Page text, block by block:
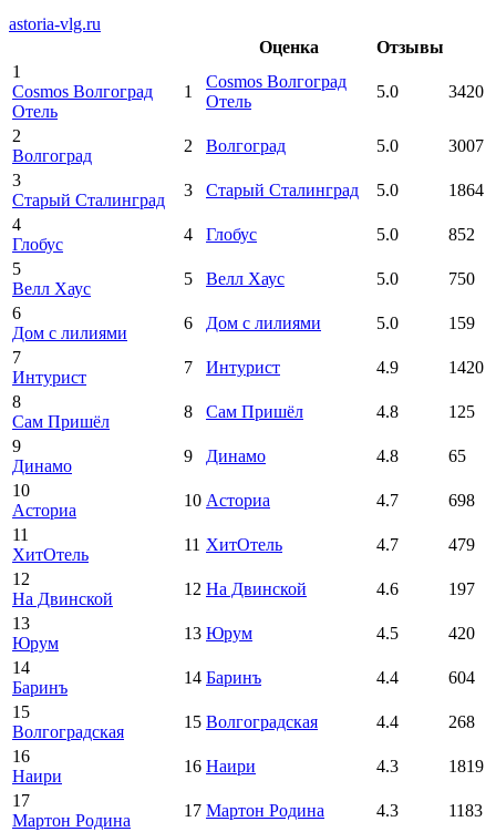
astoria-vlg.ru
Оценка
Отзывы
1
Cosmos Волгоград
Отель
1
Cosmos Волгоград
Отель
5.0 3420
2
Волгоград
2 Волгоград 5.0
3007
3
Старый Сталинград
3 Старый Сталинград 5.0
1864
4
Глобус
4 Глобус 5.0
852
5
Велл Хаус
5 Велл Хаус 5.0
750
6
Дом с лилиями
6 Дом с лилиями 5.0
159
7
Интурист
7 Интурист 4.9
1420
8
Сам Пришёл
8 Сам Пришёл 4.8
125
9
Динамо
9 Динамо 4.8
65
10
Асториа
10 Асториа 4.7
698
11
ХитОтель
11 ХитОтель 4.7
479
12
На Двинской
12 На Двинской 4.6
197
13
Юрум
13 Юрум 4.5
420
14
Баринъ
14 Баринъ 4.4
604
15
Волгоградская
15 Волгоградская 4.4
268
16
Наири
16 Наири 4.3
1819
17
Мартон Родина
17 Мартон Родина 4.3
1183